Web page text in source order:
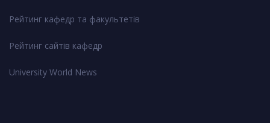
Рейтинг кафедр та факультетів
Рейтинг сайтів кафедр
University World News